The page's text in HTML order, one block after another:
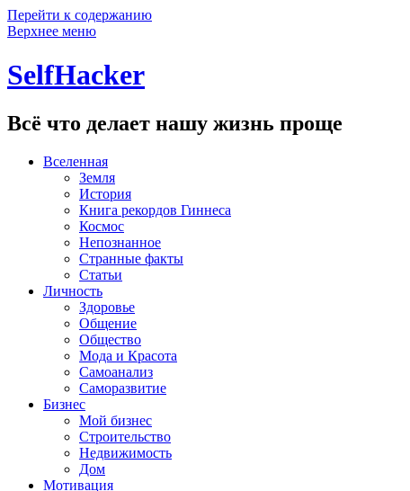
Перейти к содержанию
Верхнее меню
SelfHacker
Всё что делает нашу жизнь проще
Вселенная
Земля
История
Книга рекордов Гиннеса
Космос
Непознанное
Странные факты
Статьи
Личность
Здоровье
Общение
Общество
Мода и Красота
Самоанализ
Саморазвитие
Бизнес
Мой бизнес
Строительство
Недвижимость
Дом
Мотивация